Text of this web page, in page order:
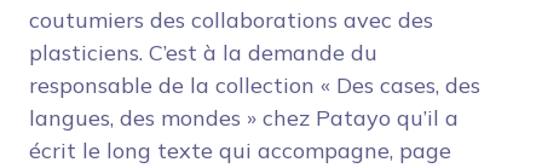
coutumiers des collaborations avec des
plasticiens. C’est à la demande du
responsable de la collection « Des cases, des
langues, des mondes » chez Patayo qu’il a
écrit le long texte qui accompagne, page